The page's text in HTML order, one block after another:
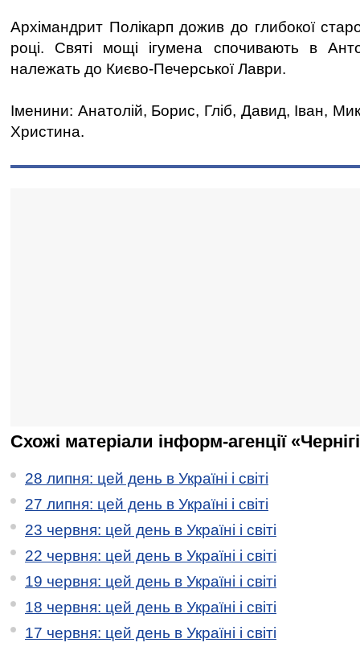
Архімандрит Полікарп дожив до глибокої
році. Святі мощі ігумена спочивають в
належать до Києво-Печерської Лаври.
Іменини: Анатолій, Борис, Гліб, Давид, Іван,
Христина.
Схожі матеріали інформ-агенції
28 липня: цей день в Україні і світі
27 липня: цей день в Україні і світі
23 червня: цей день в Україні і світі
22 червня: цей день в Україні і світі
19 червня: цей день в Україні і світі
18 червня: цей день в Україні і світі
17 червня: цей день в Україні і світі